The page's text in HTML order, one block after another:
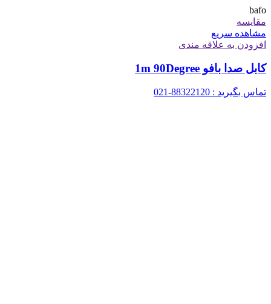
bafo
مقایسه
مشاهده سریع
افزودن به علاقه مندی
کابل صدا بافو 1m 90Degree
تماس بگیرید : 88322120-021